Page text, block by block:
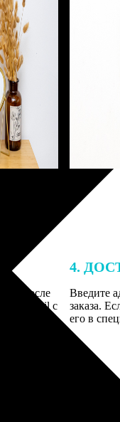
После
на email с
4.
Введите
заказа.
его в